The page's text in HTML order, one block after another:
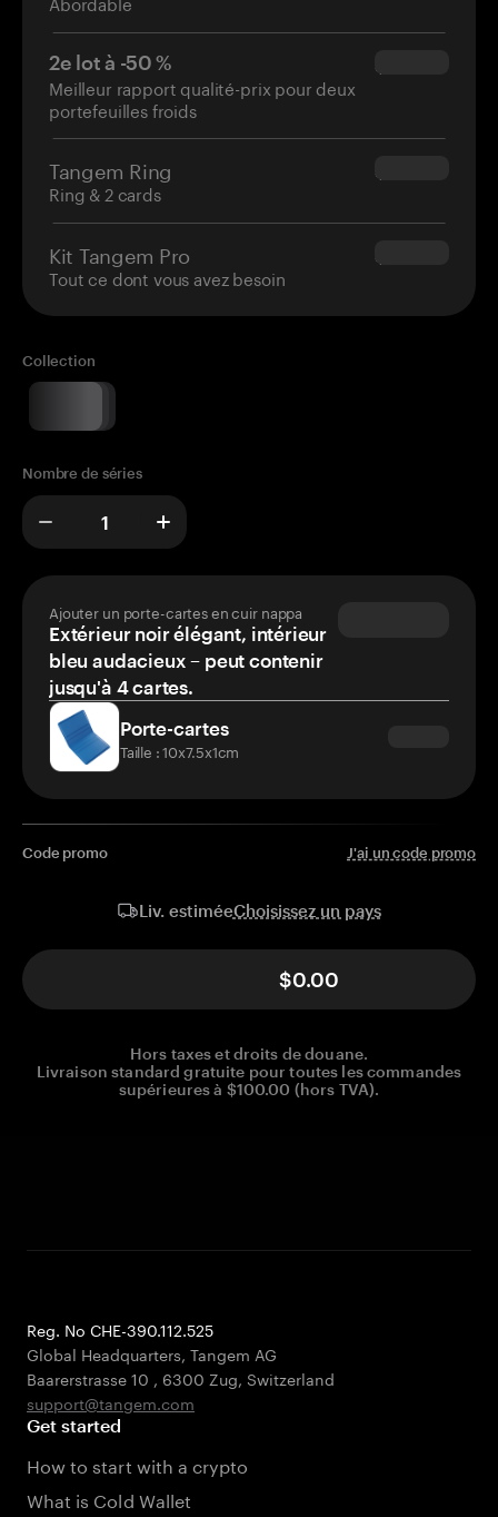
2e lot à -50 %
Meilleur rapport qualité-prix pour deux
portefeuilles froids
$34.95
Tangem Ring
Ring & 2 cards
$160.00
Kit Tangem Pro
Tout ce dont vous avez besoin
$180.00
Collection
Nombre de séries
Ajouter un porte-cartes en cuir nappa
Extérieur noir élégant, intérieur
bleu audacieux – peut contenir
jusqu'à 4 cartes.
Porte-cartes
Taille : 10x7.5x1cm
Code promo J'ai un code promo
Liv. estiméeChoisissez un pays
$0.00
Hors taxes et droits de douane.
Livraison standard gratuite pour toutes les commandes
supérieures à $100.00 (hors TVA).
Reg. No CHE-390.112.525
Global Headquarters, Tangem AG
Baarerstrasse 10 , 6300 Zug, Switzerland
support@tangem.com
Get started
How to start with a crypto
What is Cold Wallet